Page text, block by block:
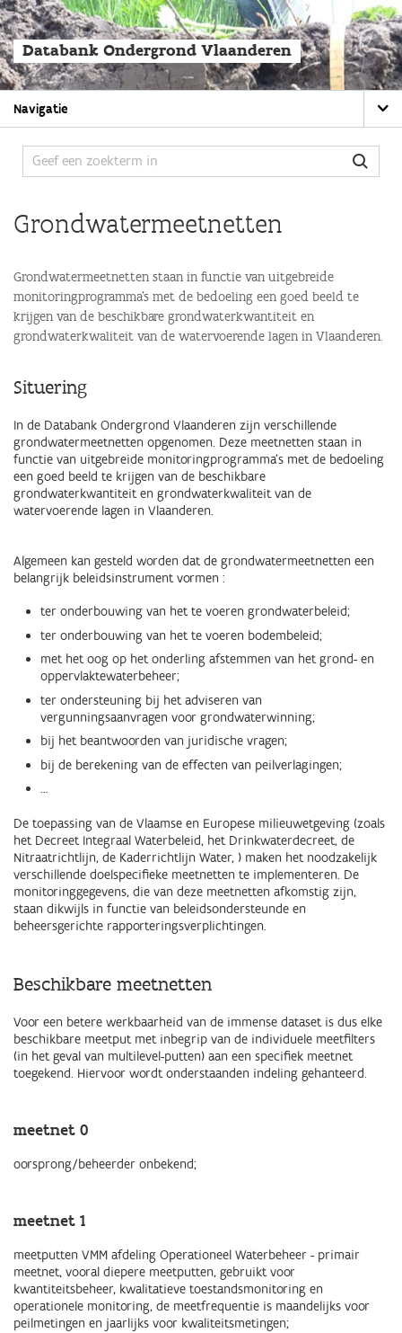
Overslaan
en
naar
de
algemene
inhoud
Databank Ondergrond Vlaanderen
Main
navigation
Navigatie
Grondwatermeetnetten
Grondwatermeetnetten staan in functie van uitgebreide
monitoringprogramma's met de bedoeling een goed beeld te
krijgen van de beschikbare grondwaterkwantiteit en
grondwaterkwaliteit van de watervoerende lagen in Vlaanderen.
Situering
In de Databank Ondergrond Vlaanderen zijn verschillende
grondwatermeetnetten opgenomen. Deze meetnetten staan in
functie van uitgebreide monitoringprogramma's met de bedoeling
een goed beeld te krijgen van de beschikbare
grondwaterkwantiteit en grondwaterkwaliteit van de
watervoerende lagen in Vlaanderen.
Algemeen kan gesteld worden dat de grondwatermeetnetten een
belangrijk beleidsinstrument vormen :
ter onderbouwing van het te voeren grondwaterbeleid;
ter onderbouwing van het te voeren bodembeleid;
met het oog op het onderling afstemmen van het grond- en
oppervlaktewaterbeheer;
ter ondersteuning bij het adviseren van
vergunningsaanvragen voor grondwaterwinning;
bij het beantwoorden van juridische vragen;
bij de berekening van de effecten van peilverlagingen;
…
De toepassing van de Vlaamse en Europese milieuwetgeving (zoals
het Decreet Integraal Waterbeleid, het Drinkwaterdecreet, de
Nitraatrichtlijn, de Kaderrichtlijn Water, ) maken het noodzakelijk
verschillende doelspecifieke meetnetten te implementeren. De
monitoringgegevens, die van deze meetnetten afkomstig zijn,
staan dikwijls in functie van beleidsondersteunde en
beheersgerichte rapporteringsverplichtingen.
Beschikbare meetnetten
Voor een betere werkbaarheid van de immense dataset is dus elke
beschikbare meetput met inbegrip van de individuele meetfilters
(in het geval van multilevel-putten) aan een specifiek meetnet
toegekend. Hiervoor wordt onderstaanden indeling gehanteerd.
meetnet 0
oorsprong/beheerder onbekend;
meetnet 1
meetputten VMM afdeling Operationeel Waterbeheer - primair
meetnet, vooral diepere meetputten, gebruikt voor
kwantiteitsbeheer, kwalitatieve toestandsmonitoring en
operationele monitoring, de meetfrequentie is maandelijks voor
peilmetingen en jaarlijks voor kwaliteitsmetingen;